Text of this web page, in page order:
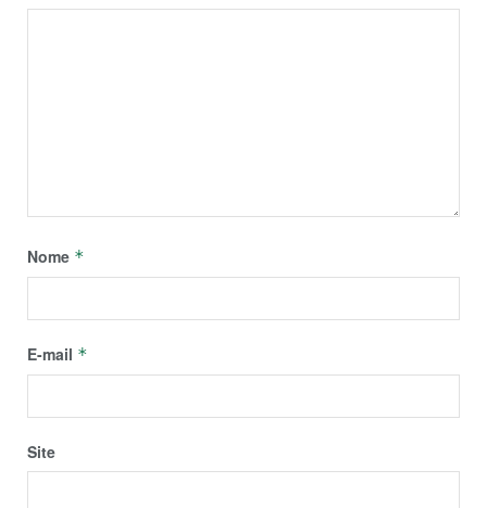
Nome *
E-mail *
Site